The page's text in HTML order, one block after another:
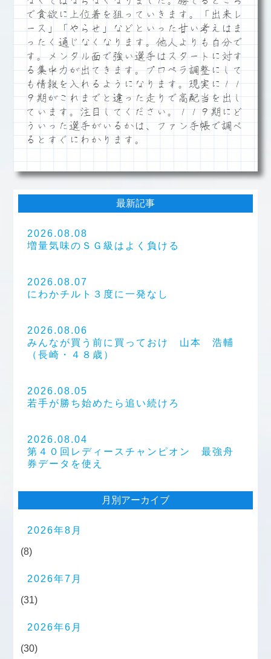
で貪欲に上位着を狙っていきます。「出来レ
ース」「やらせ」などといった甘い考えはま
ったく通じなくなります。他人よりも自分で
す。メンタル面で強い選手はスタートに対す
る集中力が出てきます。プロペラ調整にして
も情報を入れるようになります。現実に１１
９期がこれまでと違った走りで高配当を出し
ています。注目してください。１１９期にど
ういった選手がいるかは、ファン手帳で調べ
るとすぐにわかります。
最新記事
2026.08.08
増量気味のＳＧ級はよく負ける
2026.08.07
にわかチルト３度に一発なし
2026.08.06
みんなが買う前に買っておけ 山本 浩輔
（長崎・４８歳）
2026.08.05
若手が勝ち始めたら追い続けろ
2026.08.04
第４０回レディースチャンピオン 最強舟
券データを使え
月別アーカイブ
2026年8月
(8)
2026年7月
(31)
2026年6月
(30)